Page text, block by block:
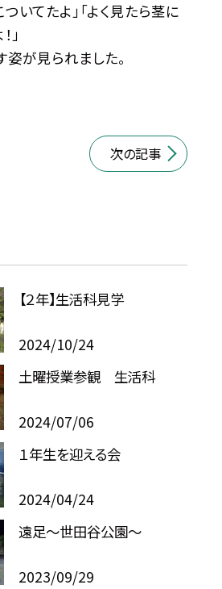
ついてたよ」「よく見たら茎に
」
姿が見られました。
次の記事
【２年】生活科見学
2024/10/24
土曜授業参観 生活科
2024/07/06
１年生を迎える会
2024/04/24
遠足〜世田谷公園〜
2023/09/29